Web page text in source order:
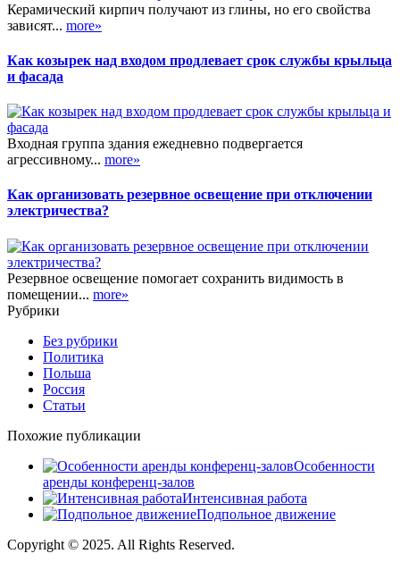
Керамический кирпич получают из глины, но его свойства
зависят... more»
Как козырек над входом продлевает срок службы крыльца
и фасада
Входная группа здания ежедневно подвергается
агрессивному... more»
Как организовать резервное освещение при отключении
электричества?
Резервное освещение помогает сохранить видимость в
помещении... more»
Рубрики
Без рубрики
Политика
Польша
Россия
Статьи
Похожие публикации
Особенности
аренды конференц-залов
Интенсивная работа
Подпольное движение
Copyright © 2025. All Rights Reserved.